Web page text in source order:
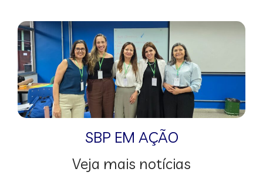
SBP EM AÇÃO
Veja mais notícias